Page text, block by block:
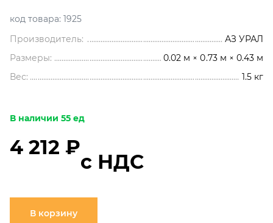
код товара: 1925
Производитель:
АЗ УРАЛ
Размеры:
0.02 м × 0.73 м × 0.43 м
Вес:
1.5 кг
В наличии 55 ед
4 212 ₽
с НДС
В корзину